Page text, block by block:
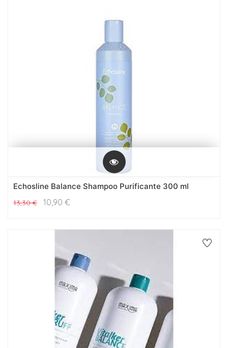
Echosline Balance Shampoo Purificante 300 ml
13,30€ 10,90 €